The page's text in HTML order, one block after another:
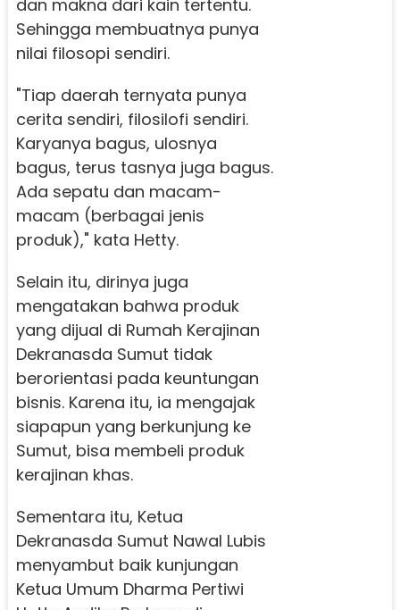
dan makna dari kain tertentu.
Sehingga membuatnya punya
nilai filosopi sendiri.
"Tiap daerah ternyata punya
cerita sendiri, filosilofi sendiri.
Karyanya bagus, ulosnya
bagus, terus tasnya juga bagus.
Ada sepatu dan macam-
macam (berbagai jenis
produk)," kata Hetty.
Selain itu, dirinya juga
mengatakan bahwa produk
yang dijual di Rumah Kerajinan
Dekranasda Sumut tidak
berorientasi pada keuntungan
bisnis. Karena itu, ia mengajak
siapapun yang berkunjung ke
Sumut, bisa membeli produk
kerajinan khas.
Sementara itu, Ketua
Dekranasda Sumut Nawal Lubis
menyambut baik kunjungan
Ketua Umum Dharma Pertiwi